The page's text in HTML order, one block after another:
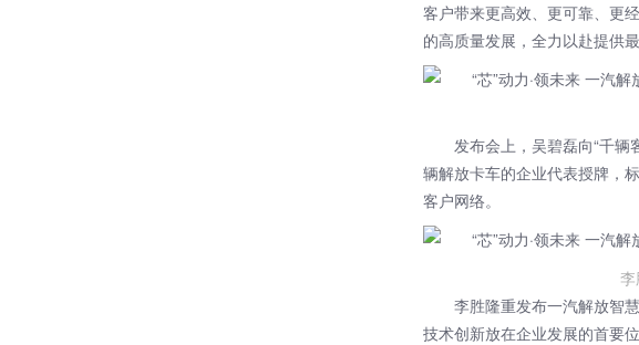
客户带来更高效、更可靠、更
的高质量发展，全力以赴提供
发布会上，吴碧磊向“千
辆解放卡车的企业代表授牌，
客户网络。
李胜隆重发布一汽解放智
技术创新放在企业发展的首要